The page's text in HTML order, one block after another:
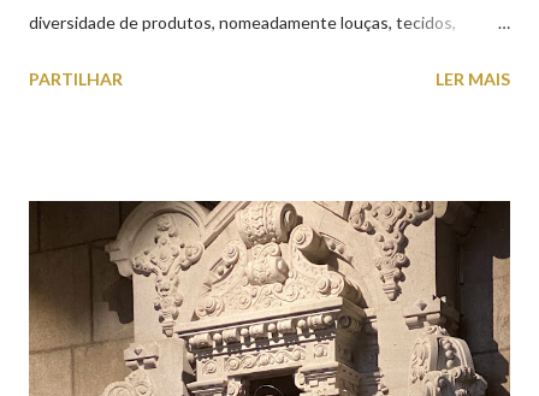
diversidade de produtos, nomeadamente louças, tecidos,
cobres entre muitos outros. Horário de funcionamento | Verão
(2019.10.25) Feira Semanal em Viana do Castelo (2019.10.25)
Feira Semanal em Viana do Castelo (2019.10.25) Feira Semanal
em Viana do Castelo (2019.10.25) Feira Semanal em Viana do
Castelo (2019.10.25) Feira Semanal em Viana do Castelo
(2019.10.25)
PARTILHAR LER MAIS